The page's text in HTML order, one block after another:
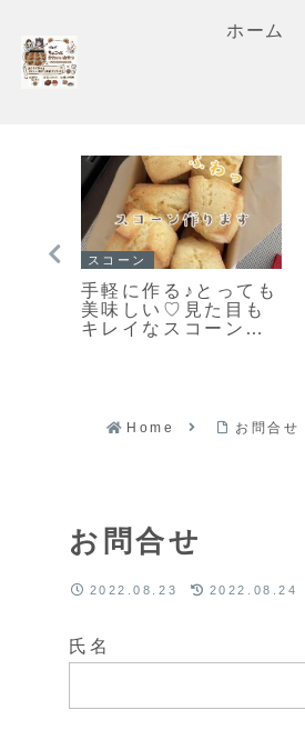
ホーム
スコーン
手軽に作る♪とっても
美味しい♡見た目も
キレイなスコーン作
Home お問合せ
お問合せ
2022.08.23 2022.08.24
氏名